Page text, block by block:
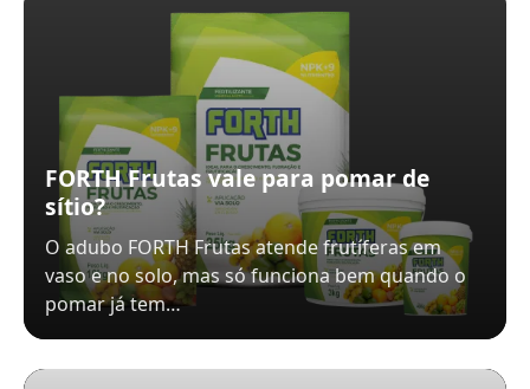
FORTH Frutas vale para pomar de
sítio?
O adubo FORTH Frutas atende frutíferas em
vaso e no solo, mas só funciona bem quando o
pomar já tem…